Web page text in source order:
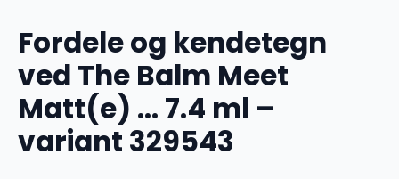
Fordele og kendetegn
ved The Balm Meet
Matt(e) … 7.4 ml –
variant 329543